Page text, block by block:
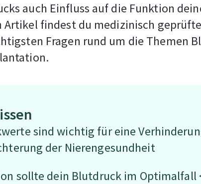
auch Einfluss auf die Funktion
Artikel findest du medizinisch
Fragen rund um die Themen
sind wichtig für eine
der Nierengesundheit
sollte dein Blutdruck im Optimalfall